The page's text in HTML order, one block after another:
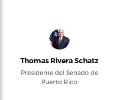
Thomas Rivera Schatz
Presidente del Senado de
Puerto Rico